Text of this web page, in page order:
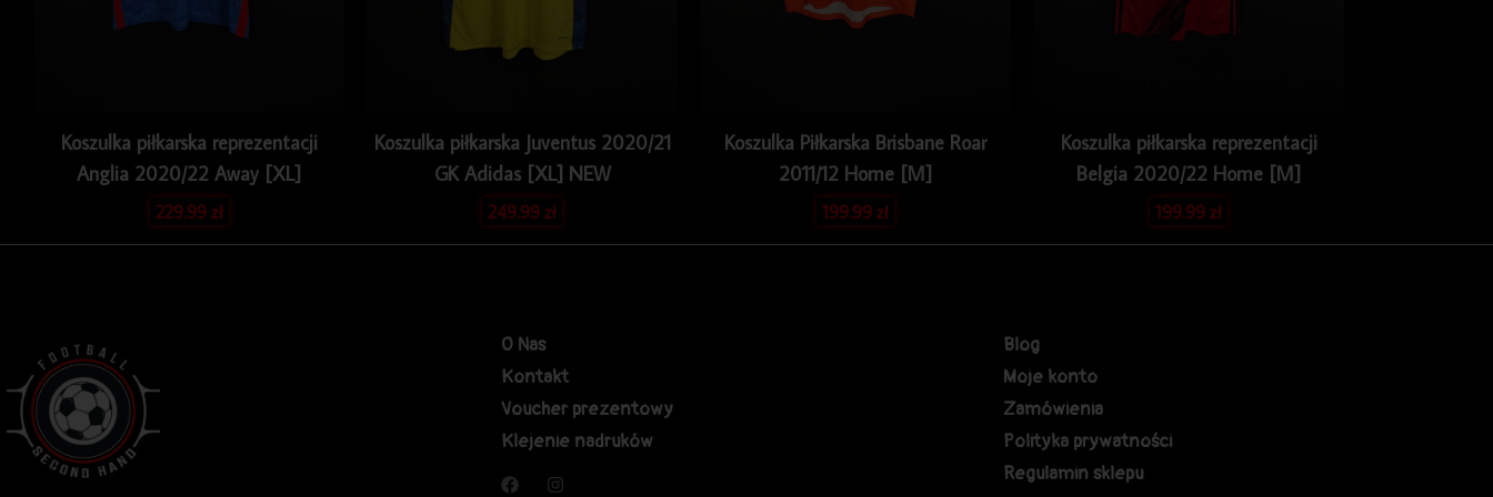
Koszulka piłkarska reprezentacji
Anglia 2020/22 Away [XL]
229.99zł
Koszulka piłkarska Juventus 2020/21
GK Adidas [XL] NEW
249.99zł
Koszulka Piłkarska Brisbane Roar
2011/12 Home [M]
199.99zł
Koszulka piłkarska reprezentacji
Belgia 2020/22 Home [M]
199.99zł
O Nas
Kontakt
Voucher prezentowy
Klejenie nadruków
Blog
Moje konto
Zamówienia
Polityka prywatności
Regulamin sklepu